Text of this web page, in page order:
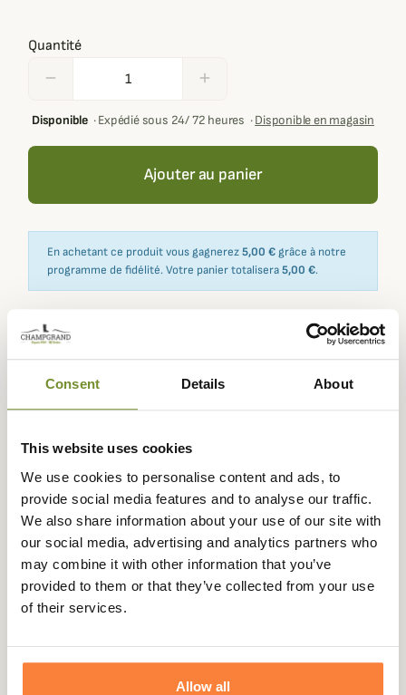
Consent Details About
This website uses cookies
We use cookies to personalise content and ads, to
provide social media features and to analyse our traffic.
We also share information about your use of our site with
our social media, advertising and analytics partners who
may combine it with other information that you’ve
provided to them or that they’ve collected from your use
of their services.
Allow all
Quantité
remove add
Disponible·Expédié sous 24/ 72 heures ·Disponible en magasin
Ajouter au panier
En achetant ce produit vous gagnerez5,00 € grâce à notre
programme de fidélité. Votre panier totalisera5,00 €.
Expédié dans
la journée
Échange ou
retour sous
90 jours
Paiement
sécurisé
Paiement en
3 fois dès 100
Description
Laksenvous propose le Pantalon de Chasse Fieldmaster
qui est un pantalon de chasse équipé du système CTX
Waterstop résistant aux intempéries. Les genoux sont
tous les types de terrains.
Le pantalon de chasse Fieldmaster possède une coupe